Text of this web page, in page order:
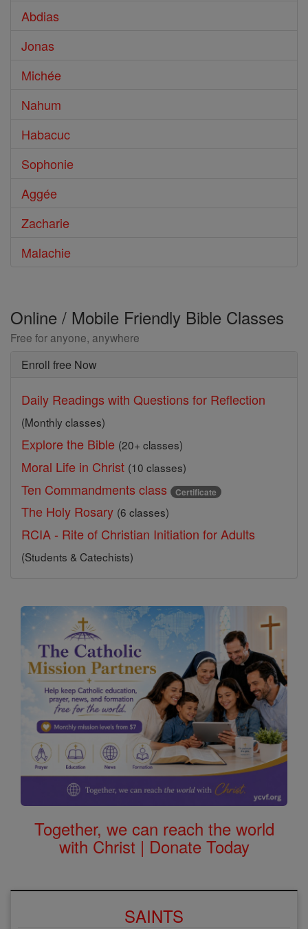
Abdias
Jonas
Michée
Nahum
Habacuc
Sophonie
Aggée
Zacharie
Malachie
Online / Mobile Friendly Bible Classes
Free for anyone, anywhere
Enroll free Now
Daily Readings with Questions for Reflection
(Monthly classes)
Explore the Bible (20+ classes)
Moral Life in Christ (10 classes)
Ten Commandments class Certificate
The Holy Rosary (6 classes)
RCIA - Rite of Christian Initiation for Adults
(Students & Catechists)
Together, we can reach the world
with Christ | Donate Today
SAINTS